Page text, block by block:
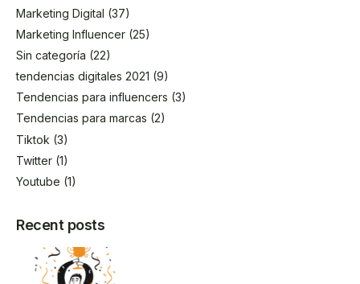
Marketing Digital (37)
Marketing Influencer (25)
Sin categoría (22)
tendencias digitales 2021 (9)
Tendencias para influencers (3)
Tendencias para marcas (2)
Tiktok (3)
Twitter (1)
Youtube (1)
Recent posts